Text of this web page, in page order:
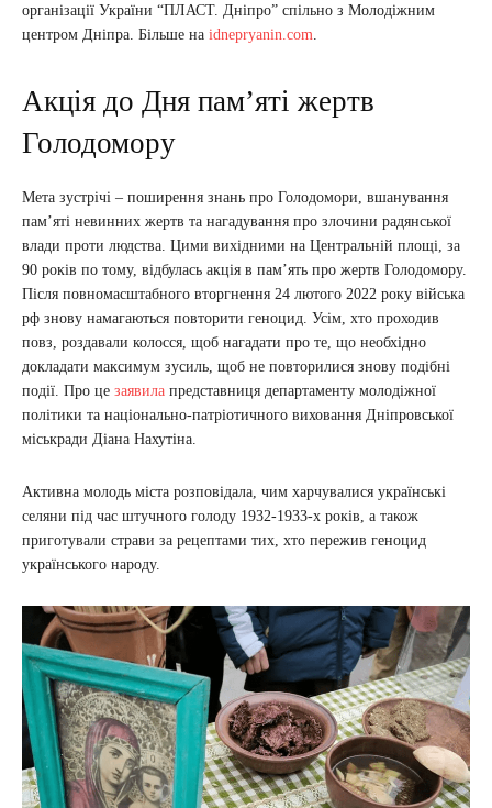
організації України “ПЛАСТ. Дніпро” спільно з Молодіжним
центром Дніпра. Більше на idnepryanin.com
Акція до Дня пам’яті жертв
Голодомору
Мета зустрічі – поширення знань про Голодомори, вшанування
пам’яті невинних жертв та нагадування про злочини радянської
влади проти людства. Цими вихідними на Центральній площі, за
90 років по тому, відбулась акція в пам’ять про жертв Голодомору.
Після повномасштабного вторгнення 24 лютого 2022 року війська
рф знову намагаються повторити геноцид. Усім, хто проходив
повз, роздавали колосся, щоб нагадати про те, що необхідно
докладати максимум зусиль, щоб не повторилися знову подібні
події. Про це заявила представниця департаменту молодіжної
політики та національно-патріотичного виховання Дніпровської
міськради Діана Нахутіна.
Активна молодь міста розповідала, чим харчувалися українські
селяни під час штучного голоду 1932-1933-х років, а також
приготували страви за рецептами тих, хто пережив геноцид
українського народу.